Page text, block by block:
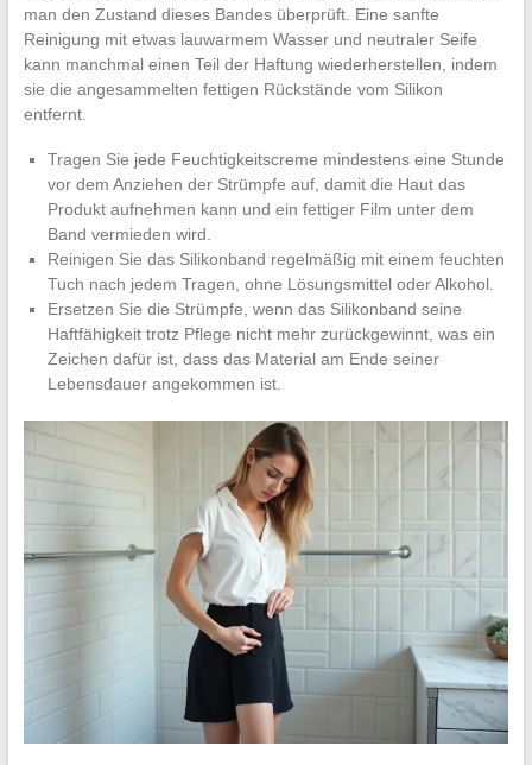
man den Zustand dieses Bandes überprüft. Eine sanfte
Reinigung mit etwas lauwarmem Wasser und neutraler Seife
kann manchmal einen Teil der Haftung wiederherstellen, indem
sie die angesammelten fettigen Rückstände vom Silikon
entfernt.
Tragen Sie jede Feuchtigkeitscreme mindestens eine Stunde
vor dem Anziehen der Strümpfe auf, damit die Haut das
Produkt aufnehmen kann und ein fettiger Film unter dem
Band vermieden wird.
Reinigen Sie das Silikonband regelmäßig mit einem feuchten
Tuch nach jedem Tragen, ohne Lösungsmittel oder Alkohol.
Ersetzen Sie die Strümpfe, wenn das Silikonband seine
Haftfähigkeit trotz Pflege nicht mehr zurückgewinnt, was ein
Zeichen dafür ist, dass das Material am Ende seiner
Lebensdauer angekommen ist.